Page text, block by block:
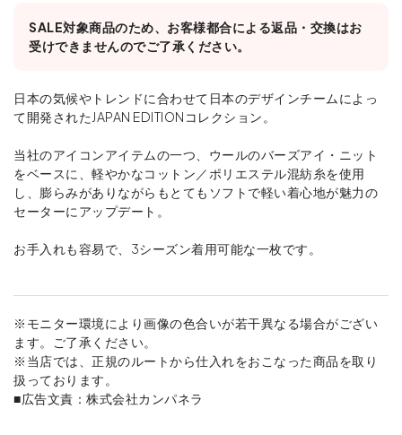
SALE対象商品のため、お客様都合による返品・交換はお
受けできませんのでご了承ください。
日本の気候やトレンドに合わせて日本のデザインチームによっ
て開発されたJAPAN EDITIONコレクション。
当社のアイコンアイテムの一つ、ウールのバーズアイ・ニット
をベースに、軽やかなコットン／ポリエステル混紡糸を使用
し、膨らみがありながらもとてもソフトで軽い着心地が魅力の
セーターにアップデート。
お手入れも容易で、3シーズン着用可能な一枚です。
※モニター環境により画像の色合いが若干異なる場合がござい
ます。ご了承ください。
※当店では、正規のルートから仕入れをおこなった商品を取り
扱っております。
■広告文責：株式会社カンパネラ